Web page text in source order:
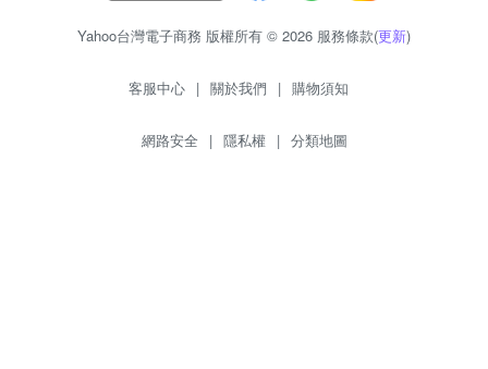
Yahoo台灣電子商務 版權所有 © 2026 服務條款(更新)
客服中心 | 關於我們 | 購物須知
網路安全 | 隱私權 | 分類地圖